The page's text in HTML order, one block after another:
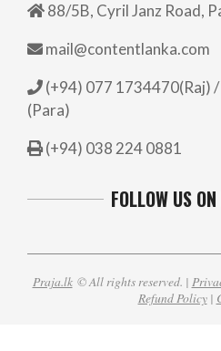
88/5B, Cyril Janz Road,
mail@contentlanka.com
(+94) 077 1734470(Raj)
(Para)
(+94) 038 224 0881
FOLLOW US
Praja.lk© All rights reserved. |
Refund Policy|